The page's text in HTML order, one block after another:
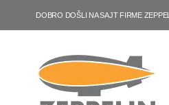
DOBRO DOŠLI NA SAJT FIRME